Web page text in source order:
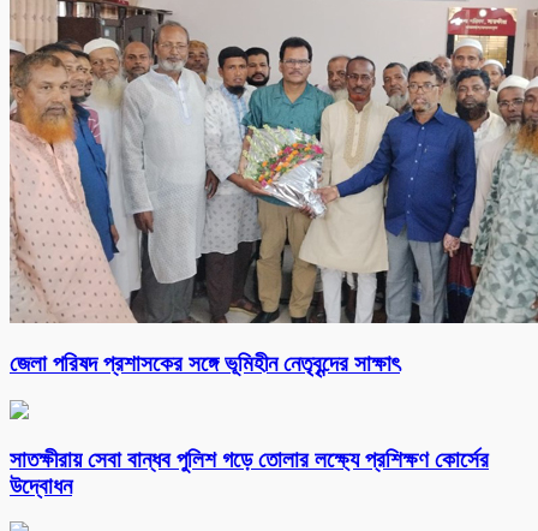
জেলা পরিষদ প্রশাসকের সঙ্গে ভূমিহীন নেতৃবৃন্দের সাক্ষাৎ
সাতক্ষীরায় সেবা বান্ধব পুলিশ গড়ে তোলার লক্ষ্যে প্রশিক্ষণ কোর্সের
উদ্বোধন